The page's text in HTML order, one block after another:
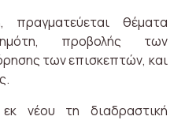
θέματα
προβολής των
των επισκεπτών, και
νέου τη διαδραστική